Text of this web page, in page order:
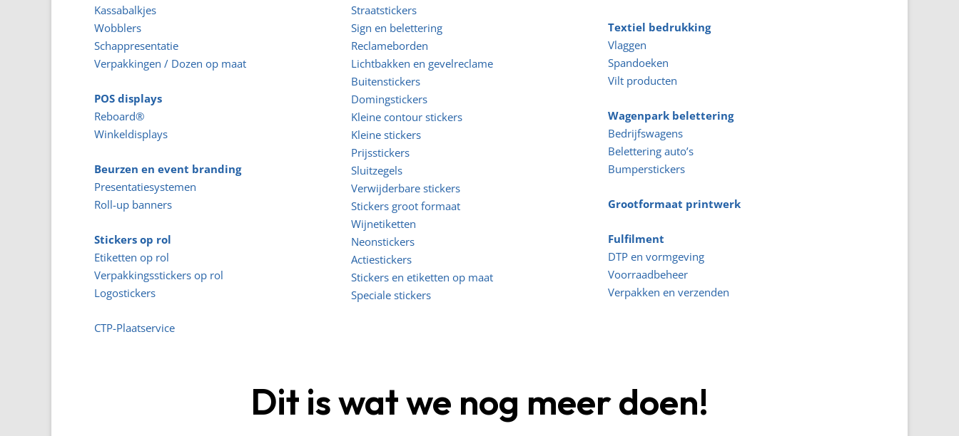
Kassabalkjes
Wobblers
Schappresentatie
Verpakkingen / Dozen op maat
POS displays
Reboard®
Winkeldisplays
Beurzen en event branding
Presentatiesystemen
Roll-up banners
Stickers op rol
Etiketten op rol
Verpakkingsstickers op rol
Logostickers
CTP-Plaatservice
Straatstickers
Sign en belettering
Reclameborden
Lichtbakken en gevelreclame
Buitenstickers
Domingstickers
Kleine contour stickers
Kleine stickers
Prijsstickers
Sluitzegels
Verwijderbare stickers
Stickers groot formaat
Wijnetiketten
Neonstickers
Actiestickers
Stickers en etiketten op maat
Speciale stickers
Textiel bedrukking
Vlaggen
Spandoeken
Vilt producten
Wagenpark belettering
Bedrijfswagens
Belettering auto’s
Bumperstickers
Grootformaat printwerk
Fulfilment
DTP en vormgeving
Voorraadbeheer
Verpakken en verzenden
Dit is wat we nog meer doen!